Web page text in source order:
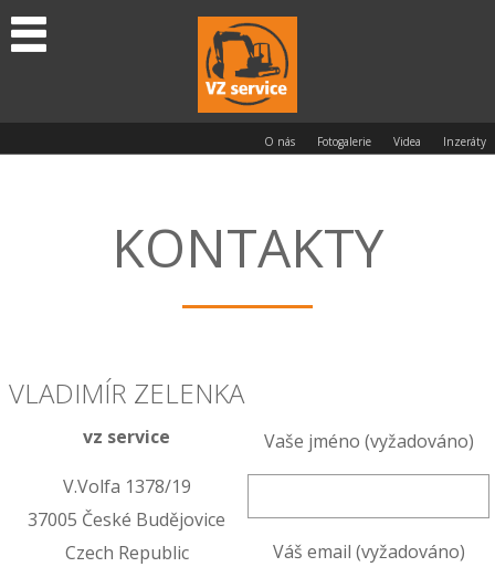
O nás Fotogalerie Videa Inzeráty
KONTAKTY
VLADIMÍR ZELENKA
vz service
V.Volfa 1378/19
37005 České Budějovice
Czech Republic
Vaše jméno (vyžadováno)
Váš email (vyžadováno)